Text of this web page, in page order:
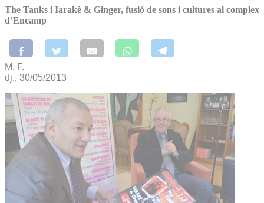
The Tanks i Iarakè & Ginger, fusió de sons i cultures al complex
d’Encamp
M. F.
dj., 30/05/2013